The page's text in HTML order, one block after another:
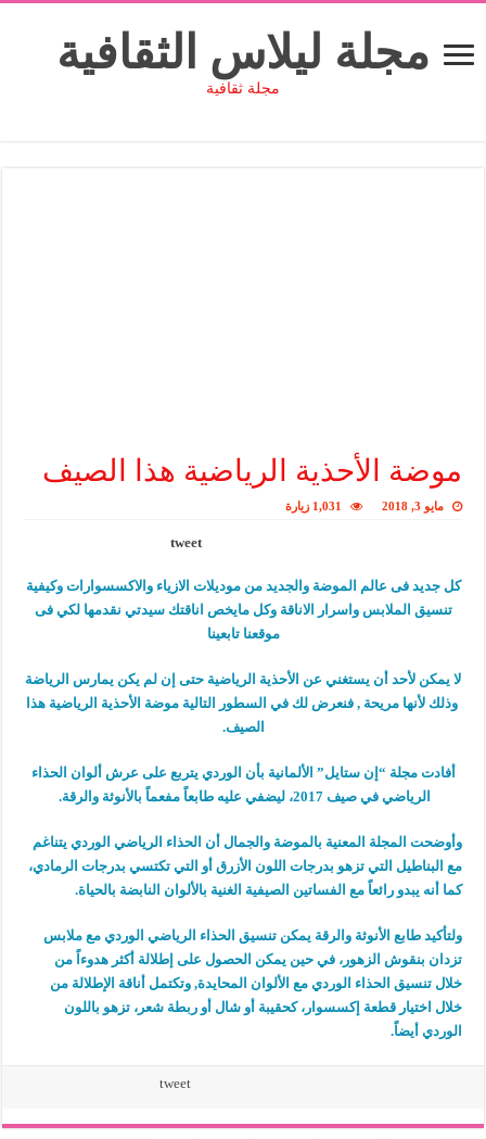
مجلة ليلاس الثقافية
مجلة ثقافية
موضة الأحذية الرياضية هذا الصيف
مايو 3, 2018 1,031 زيارة
tweet
كل جديد فى عالم الموضة والجديد من موديلات الازياء والاكسسوارات وكيفية
تنسيق الملابس واسرار الاناقة وكل مايخص اناقتك سيدتي نقدمها لكي فى
موقعنا تابعينا
لا يمكن لأحد أن يستغني عن الأحذية الرياضية حتى إن لم يكن يمارس الرياضة
وذلك لأنها مريحة , فنعرض لك في السطور التالية موضة الأحذية الرياضية هذا
الصيف.
أفادت مجلة “إن ستايل” الألمانية بأن الوردي يتربع على عرش ألوان الحذاء
الرياضي في صيف 2017، ليضفي عليه طابعاً مفعماً بالأنوثة والرقة.
وأوضحت المجلة المعنية بالموضة والجمال أن الحذاء الرياضي الوردي يتناغم
مع البناطيل التي تزهو بدرجات اللون الأزرق أو التي تكتسي بدرجات الرمادي،
كما أنه يبدو رائعاً مع الفساتين الصيفية الغنية بالألوان النابضة بالحياة.
ولتأكيد طابع الأنوثة والرقة يمكن تنسيق الحذاء الرياضي الوردي مع ملابس
تزدان بنقوش الزهور، في حين يمكن الحصول على إطلالة أكثر هدوءاً من
خلال تنسيق الحذاء الوردي مع الألوان المحايدة, وتكتمل أناقة الإطلالة من
خلال اختيار قطعة إكسسوار، كحقيبة أو شال أو ربطة شعر، تزهو باللون
الوردي أيضاً.
tweet